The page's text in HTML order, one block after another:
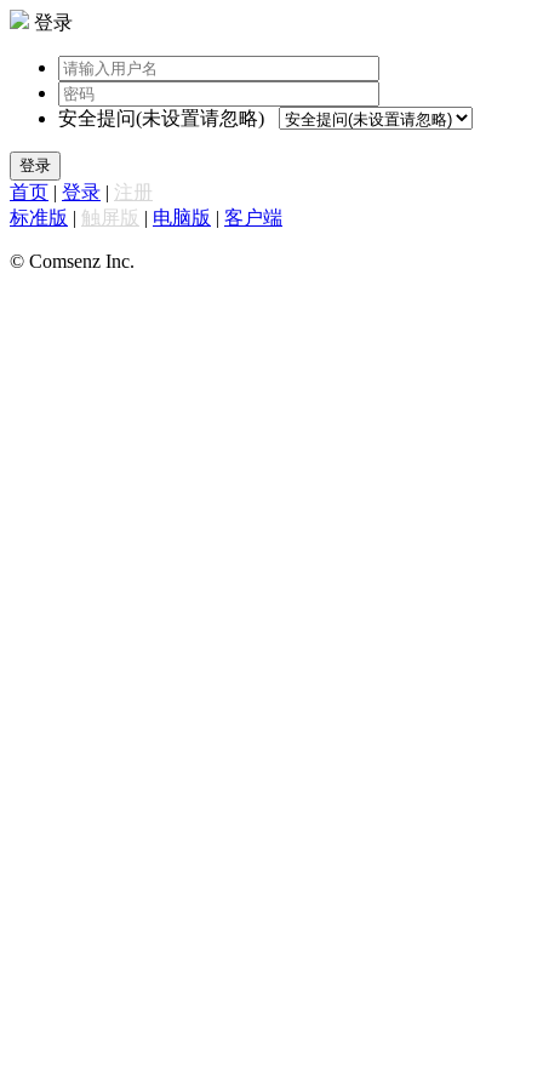
登录
安全提问(未设置请忽略)
登录
首页 | 登录 | 注册
标准版 | 触屏版 | 电脑版 | 客户端
© Comsenz Inc.